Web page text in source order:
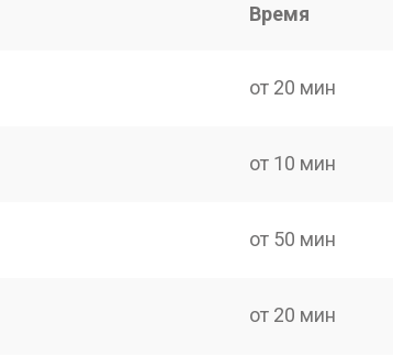
Время
от 20 мин
от 10 мин
от 50 мин
от 20 мин